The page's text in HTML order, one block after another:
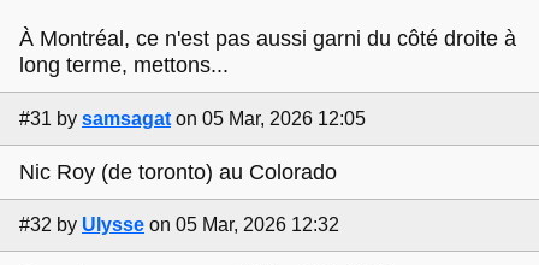
À Montréal, ce n'est pas aussi garni du côté droite à
long terme, mettons...
#31 by samsagat on 05 Mar, 2026 12:05
Nic Roy (de toronto) au Colorado
#32 by Ulysse on 05 Mar, 2026 12:32